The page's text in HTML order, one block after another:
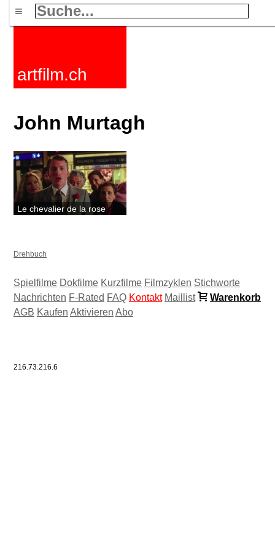
≡
artfilm.ch
John Murtagh
Le chevalier de la rose
Drehbuch
Spielfilme Dokfilme Kurzfilme Filmzyklen Stichworte
Nachrichten F-Rated FAQ Kontakt Maillist
Warenkorb
AGB Kaufen Aktivieren Abo
216.73.216.6